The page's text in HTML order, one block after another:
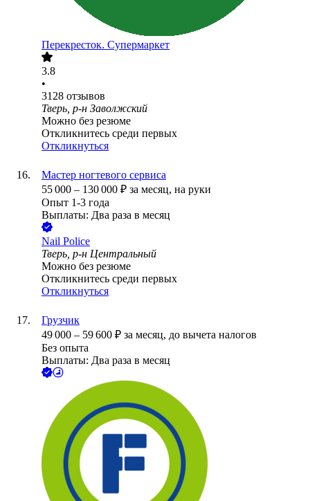
Перекресток. Супермаркет
3.8
•
3128 отзывов
Тверь, р-н Заволжский
Можно без резюме
Откликнитесь среди первых
Откликнуться
Мастер ногтевого сервиса
55 000 – 130 000 ₽ за месяц, на руки
Опыт 1-3 года
Выплаты: Два раза в месяц
Nail Police
Тверь, р-н Центральный
Можно без резюме
Откликнитесь среди первых
Откликнуться
Грузчик
49 000 – 59 600 ₽ за месяц, до вычета налогов
Без опыта
Выплаты: Два раза в месяц